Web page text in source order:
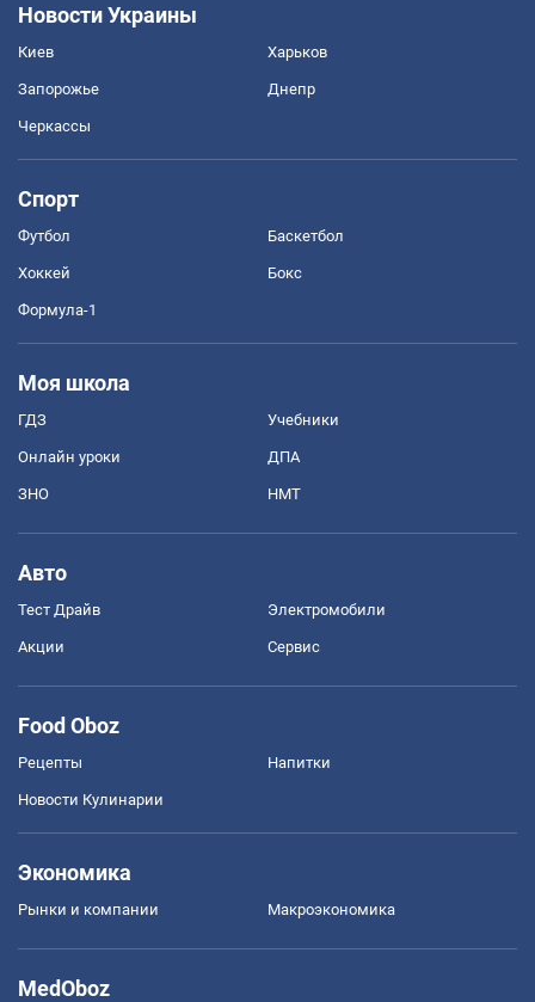
Новости Украины
Киев Харьков
Запорожье Днепр
Черкассы
Спорт
Футбол Баскетбол
Хоккей Бокс
Формула-1
Моя школа
ГДЗ Учебники
Онлайн уроки ДПА
ЗНО НМТ
Авто
Тест Драйв Электромобили
Акции Сервис
Food Oboz
Рецепты Напитки
Новости Кулинарии
Экономика
Рынки и компании Mакроэкономика
MedOboz